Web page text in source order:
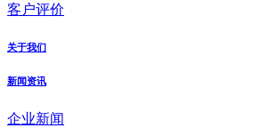
客户评价
关于我们
新闻资讯
企业新闻